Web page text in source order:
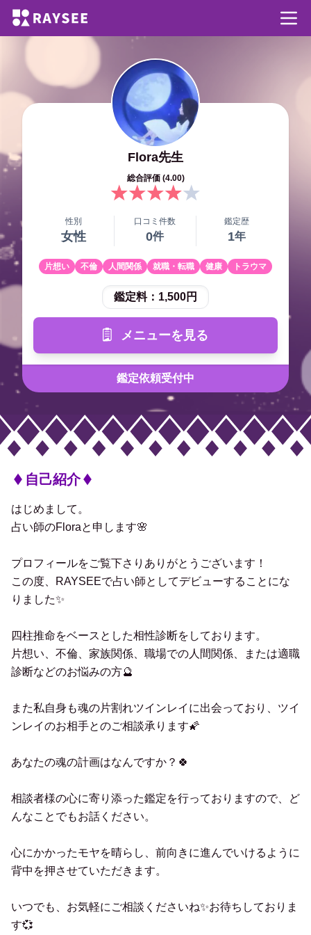
Flora先生
総合評価 (4.00)
性別
女性
口コミ件数
0件
鑑定歴
1年
片想い 不倫 人間関係 就職・転職 健康 トラウマ
鑑定料： 1,500円
メニューを見る
鑑定依頼受付中
自己紹介
はじめまして。
占い師のFloraと申します🌸
プロフィールをご覧下さりありがとうございます！
この度、RAYSEEで占い師としてデビューすることにな
りました✨
四柱推命をベースとした相性診断をしております。
片想い、不倫、家族関係、職場での人間関係、または適職
診断などのお悩みの方🔮
また私自身も魂の片割れツインレイに出会っており、ツイ
ンレイのお相手とのご相談承ります🌠
あなたの魂の計画はなんですか？🍀
相談者様の心に寄り添った鑑定を行っておりますので、ど
んなことでもお話ください。
心にかかったモヤを晴らし、前向きに進んでいけるように
背中を押させていただきます。
いつでも、お気軽にご相談くださいね✨お待ちしておりま
す💞